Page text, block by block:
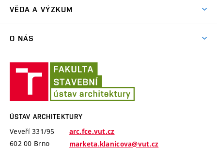
Závěrečné práce a státní zkoušky
Příručka prváka
Modelářská dílna
Plenéry
ARC Siola
Cena Arnošta Wiesnera
VĚDA A VÝZKUM
Konference Krajina Sídla Památky
O NÁS
Ateliéry a pracoviště
Historie ústavu
Úspěchy
ÚSTAV ARCHITEKTURY
Veveří 331/95
602 00 Brno
arc.fce.vut.cz
marketa.klanicova@vut.cz